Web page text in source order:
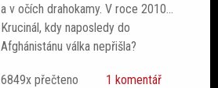
a v očích drahokamy. V roce 2010…
Krucinál, kdy naposledy do
Afghánistánu válka nepřišla?
6849x přečteno 1 komentář